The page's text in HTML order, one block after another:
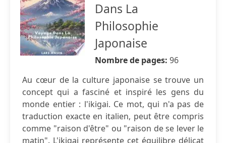
Dans La
Philosophie
Japonaise
Nombre de pages: 96
Au cœur de la culture japonaise se trouve un
concept qui a fasciné et inspiré les gens du
monde entier : l'ikigai. Ce mot, qui n'a pas de
traduction exacte en italien, peut être compris
comme "raison d'être" ou "raison de se lever le
matin". L'ikigai représente cet équilibre délicat